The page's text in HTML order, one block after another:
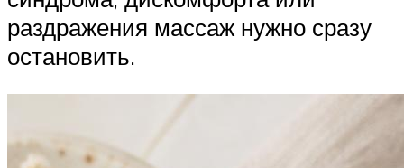
раздражения массаж нужно сразу
остановить.